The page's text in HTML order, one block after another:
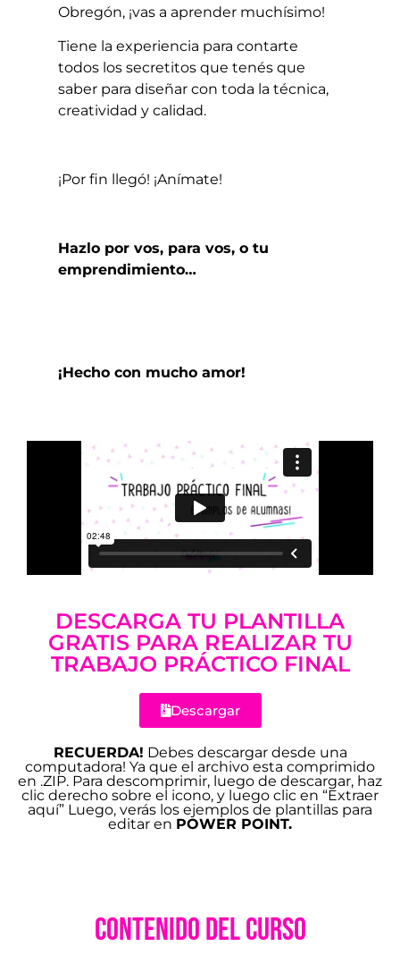
Obregón, ¡vas a aprender muchísimo!
Tiene la experiencia para contarte
todos los secretitos que tenés que
saber para diseñar con toda la técnica,
creatividad y calidad.
¡Por fin llegó! ¡Anímate!
Hazlo por vos, para vos, o tu
emprendimiento…
¡Hecho con mucho amor!
DESCARGA TU PLANTILLA
GRATIS PARA REALIZAR TU
TRABAJO PRÁCTICO FINAL
Descargar
RECUERDA! Debes descargar desde una
computadora! Ya que el archivo esta comprimido
en .ZIP. Para descomprimir, luego de descargar, haz
clic derecho sobre el icono, y luego clic en “Extraer
aquí” Luego, verás los ejemplos de plantillas para
editar en POWER POINT.
Contenido del Curso